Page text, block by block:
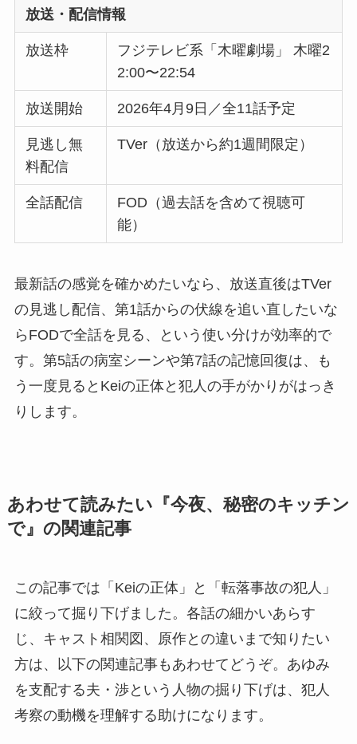
放送・配信情報
放送枠
フジテレビ系「木曜劇場」 木曜2
2:00〜22:54
放送開始 2026年4月9日／全11話予定
見逃し無
料配信
TVer（放送から約1週間限定）
全話配信
FOD（過去話を含めて視聴可
能）
最新話の感覚を確かめたいなら、放送直後はTVer
の見逃し配信、第1話からの伏線を追い直したいな
らFODで全話を見る、という使い分けが効率的で
す。第5話の病室シーンや第7話の記憶回復は、も
う一度見るとKeiの正体と犯人の手がかりがはっき
りします。
あわせて読みたい『今夜、秘密のキッチン
で』の関連記事
この記事では「Keiの正体」と「転落事故の犯人」
に絞って掘り下げました。各話の細かいあらす
じ、キャスト相関図、原作との違いまで知りたい
方は、以下の関連記事もあわせてどうぞ。あゆみ
を支配する夫・渉という人物の掘り下げは、犯人
考察の動機を理解する助けになります。